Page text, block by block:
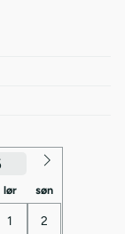
lør søn
1 2